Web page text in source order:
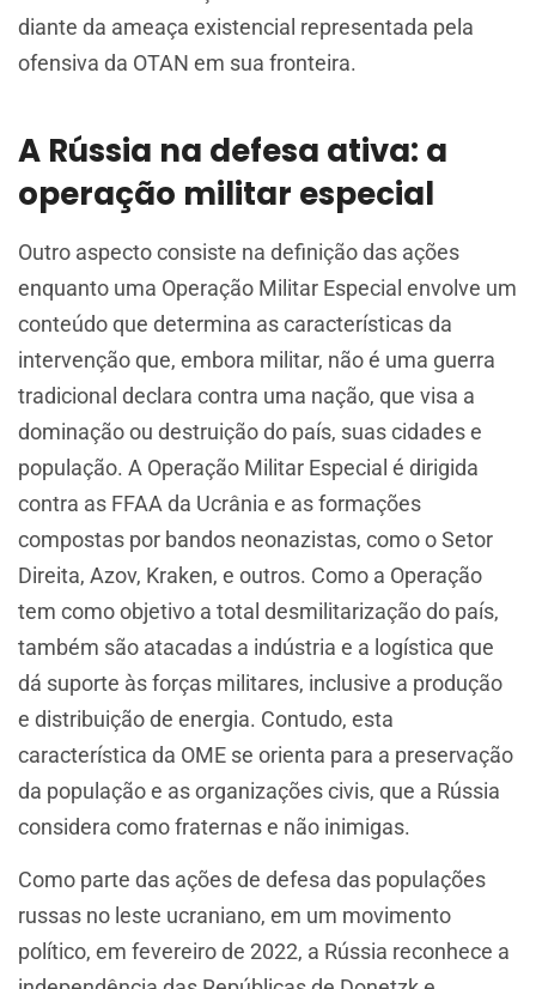
diante da ameaça existencial representada pela
ofensiva da OTAN em sua fronteira.
A Rússia na defesa ativa: a
operação militar especial
Outro aspecto consiste na definição das ações
enquanto uma Operação Militar Especial envolve um
conteúdo que determina as características da
intervenção que, embora militar, não é uma guerra
tradicional declara contra uma nação, que visa a
dominação ou destruição do país, suas cidades e
população. A Operação Militar Especial é dirigida
contra as FFAA da Ucrânia e as formações
compostas por bandos neonazistas, como o Setor
Direita, Azov, Kraken, e outros. Como a Operação
tem como objetivo a total desmilitarização do país,
também são atacadas a indústria e a logística que
dá suporte às forças militares, inclusive a produção
e distribuição de energia. Contudo, esta
característica da OME se orienta para a preservação
da população e as organizações civis, que a Rússia
considera como fraternas e não inimigas.
Como parte das ações de defesa das populações
russas no leste ucraniano, em um movimento
político, em fevereiro de 2022, a Rússia reconhece a